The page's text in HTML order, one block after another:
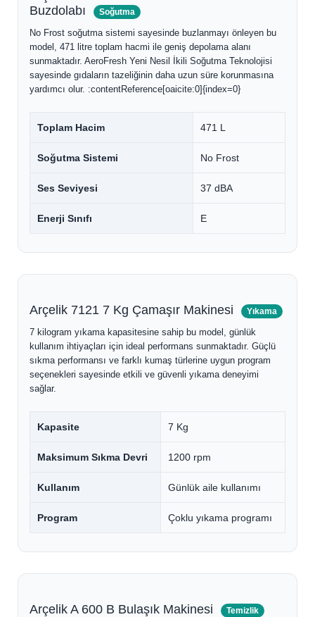
Buzdolabı
Soğutma
No Frost soğutma sistemi sayesinde buzlanmayı önleyen bu
model, 471 litre toplam hacmi ile geniş depolama alanı
sunmaktadır. AeroFresh Yeni Nesil İkili Soğutma Teknolojisi
sayesinde gıdaların tazeliğinin daha uzun süre korunmasına
yardımcı olur. :contentReference[oaicite:0]{index=0}
Toplam Hacim 471 L
Soğutma Sistemi No Frost
Ses Seviyesi 37 dBA
Enerji Sınıfı E
Arçelik 7121 7 Kg Çamaşır Makinesi Yıkama
7 kilogram yıkama kapasitesine sahip bu model, günlük
kullanım ihtiyaçları için ideal performans sunmaktadır. Güçlü
sıkma performansı ve farklı kumaş türlerine uygun program
seçenekleri sayesinde etkili ve güvenli yıkama deneyimi
sağlar.
Kapasite 7 Kg
Maksimum Sıkma Devri 1200 rpm
Kullanım Günlük aile kullanımı
Program Çoklu yıkama programı
Arçelik A 600 B Bulaşık Makinesi Temizlik